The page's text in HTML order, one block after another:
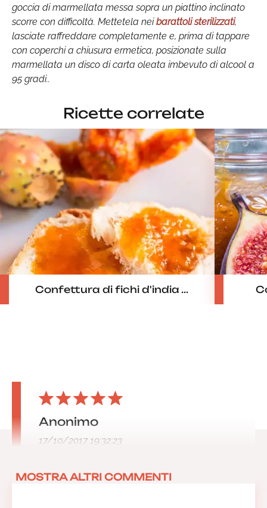
goccia di marmellata messa sopra un piattino inclinato
scorre con difficoltà. Mettetela neibarattoli sterilizzati,
lasciate raffreddare completamente e, prima di tappare
con coperchi a chiusura ermetica, posizionate sulla
marmellata un disco di carta oleata imbevuto di alcool a
95 gradi..
Ricette correlate
Confettura di fichi d'india ...
Anonimo
17/10/2017 19:32:23
MOSTRA ALTRI COMMENTI